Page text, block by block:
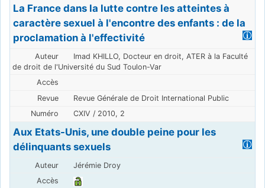
La France dans la lutte contre les atteintes à
caractère sexuel à l'encontre des enfants : de la
proclamation à l'effectivité
Imad KHILLO, Docteur en droit, ATER à la Faculté
de droit de l'Université du Sud Toulon-Var
Revue Générale de Droit International Public
CXIV / 2010, 2
Aux Etats-Unis, une double peine pour les
délinquants sexuels
Jérémie Droy